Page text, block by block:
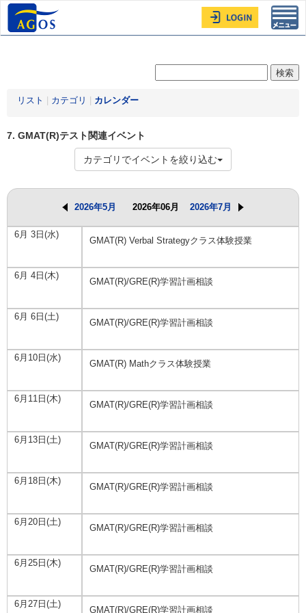
リスト カテゴリ カレンダー
7. GMAT(R)テスト関連イベント
カテゴリでイベントを絞り込む
2026年5月 2026年06月 2026年7月
6月 3日(水)
GMAT(R) Verbal Strategyクラス体験授業
6月 4日(木)
GMAT(R)/GRE(R)学習計画相談
6月 6日(土)
GMAT(R)/GRE(R)学習計画相談
6月10日(水)
GMAT(R) Mathクラス体験授業
6月11日(木)
GMAT(R)/GRE(R)学習計画相談
6月13日(土)
GMAT(R)/GRE(R)学習計画相談
6月18日(木)
GMAT(R)/GRE(R)学習計画相談
6月20日(土)
GMAT(R)/GRE(R)学習計画相談
6月25日(木)
GMAT(R)/GRE(R)学習計画相談
6月27日(土)
GMAT(R)/GRE(R)学習計画相談